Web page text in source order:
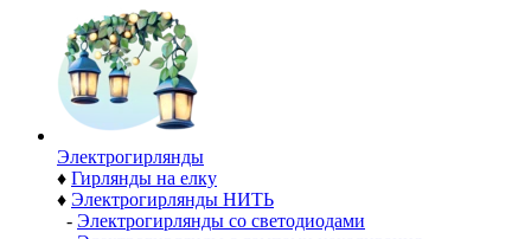
Электро­гирлянды
♦ Гирлянды на елку
♦ Электрогирлянды НИТЬ
- Электрогирлянды со светодиодами